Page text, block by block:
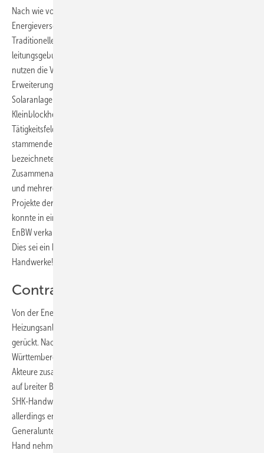
Nach wie vor bereiten dem SHK-Handwerk die Tätigkeiten von
Energieversorgern im originären SHK-Handwerksbereich Probleme.
Traditionelle Aufgabe der Energieversorger ist die Bereitstellung von
leitungsgebundenen Energien, von Strom und Gas. „Zunehmend
nutzen die Versorger die so erworbene Marktdominanz für eine
Erweiterung ihrer Leistungen „nach dem Zähler“. Sie bieten z.B.
Solaranlagen an und beschaffen und vertreiben
Kleinblockheizkraftwerke zentral. Damit dringen sie in das ureigenste
Tätigkeitsfeld des Handwerks ein“, kritisierte der aus Freiburg
stammende Verbandsvorsitzende die Aktivitäten. Erfreulich
bezeichnete der die im letzten Jahr in Bewegung gekommene
Zusammenarbeit mit der EnBW. Dort wurden ein Handwerkergremium
und mehrere sogenannte Fokusgruppen gegründet, in denen die
Projekte der EnBW zumindest diskutiert werden konnten. Leider
konnte in einem zentralen Projekt keine Einigung erreicht werden: Die
EnBW verkauft weiterhin Photovoltaikanlagen direkt an Hausbesitzer.
Dies sei ein klarer Affront gegen die Gebäudetechnik- und Energie-
Handwerke!
Contracting-Offensive
Von der Energiepolitik wird das Thema Contracting zur Sanierung von
Heizungsanlagen bei kommunalen Gebäuden, in den Vordergrund
gerückt. Nach Aussage von Umweltminister Untersteller will Baden-
Württemberg im Juli eine Contracting-Offensive starten, mit der die
Akteure zusammengeführt, Hemmnisse ausgeräumt und das Thema
auf breiter Basis bekannt gemacht werden soll. Stather motivierte die
SHK-Handwerksbetriebe, sich daran zu beteiligen. Er zeigte sich
allerdings entschieden dagegen, dass die Energieversorger als
Generalunternehmer das Heft zum Nachteil des Handwerks in die
Hand nehmen. Die Rahmenbedingungen müssten so ausgestaltet